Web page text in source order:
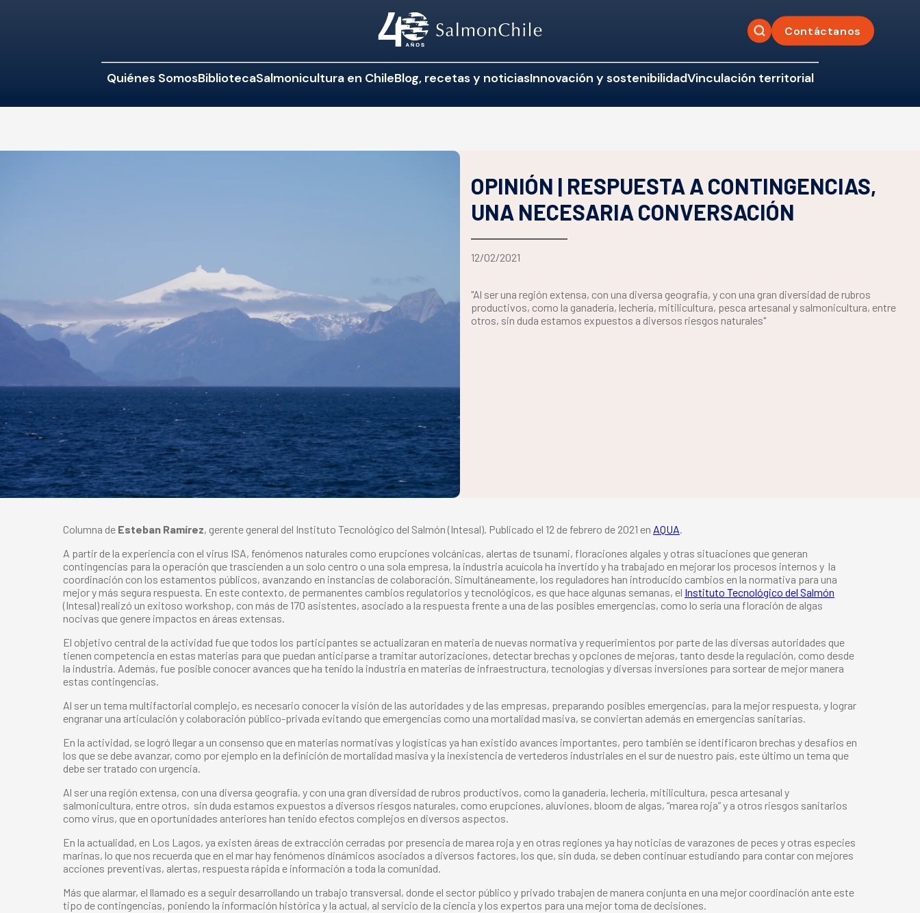
Contáctanos
Quiénes SomosBibliotecaSalmonicultura en ChileBlog, recetas y noticiasInnovación y sostenibilidadVinculación territorial
OPINIÓN | RESPUESTA A CONTINGENCIAS,
UNA NECESARIA CONVERSACIÓN
12/02/2021
"Al ser una región extensa, con una diversa geografía, y con una gran diversidad de rubros
productivos, como la ganadería, lechería, mitilicultura, pesca artesanal y salmonicultura, entre
otros, sin duda estamos expuestos a diversos riesgos naturales"
Columna de Esteban Ramírez, gerente general del Instituto Tecnológico del Salmón (Intesal). Publicado el 12 de febrero de 2021 en AQUA.
A partir de la experiencia con el virus ISA, fenómenos naturales como erupciones volcánicas, alertas de tsunami, floraciones algales y otras situaciones que generan
contingencias para la operación que trascienden a un solo centro o una sola empresa, la industria acuícola ha invertido y ha trabajado en mejorar los procesos internos y la
coordinación con los estamentos públicos, avanzando en instancias de colaboración. Simultáneamente, los reguladores han introducido cambios en la normativa para una
mejor y más segura respuesta. En este contexto, de permanentes cambios regulatorios y tecnológicos, es que hace algunas semanas, el Instituto Tecnológico del Salmón
(Intesal) realizó un exitoso workshop, con más de 170 asistentes, asociado a la respuesta frente a una de las posibles emergencias, como lo sería una floración de algas
nocivas que genere impactos en áreas extensas.
El objetivo central de la actividad fue que todos los participantes se actualizaran en materia de nuevas normativa y requerimientos por parte de las diversas autoridades que
tienen competencia en estas materias para que puedan anticiparse a tramitar autorizaciones, detectar brechas y opciones de mejoras, tanto desde la regulación, como desde
la industria. Además, fue posible conocer avances que ha tenido la industria en materias de infraestructura, tecnologías y diversas inversiones para sortear de mejor manera
estas contingencias.
Al ser un tema multifactorial complejo, es necesario conocer la visión de las autoridades y de las empresas, preparando posibles emergencias, para la mejor respuesta, y lograr
engranar una articulación y colaboración público-privada evitando que emergencias como una mortalidad masiva, se conviertan además en emergencias sanitarias.
En la actividad, se logró llegar a un consenso que en materias normativas y logísticas ya han existido avances importantes, pero también se identificaron brechas y desafíos en
los que se debe avanzar, como por ejemplo en la definición de mortalidad masiva y la inexistencia de vertederos industriales en el sur de nuestro país, este último un tema que
debe ser tratado con urgencia.
Al ser una región extensa, con una diversa geografía, y con una gran diversidad de rubros productivos, como la ganadería, lechería, mitilicultura, pesca artesanal y
salmonicultura, entre otros, sin duda estamos expuestos a diversos riesgos naturales, como erupciones, aluviones, bloom de algas, “marea roja” y a otros riesgos sanitarios
como virus, que en oportunidades anteriores han tenido efectos complejos en diversos aspectos.
En la actualidad, en Los Lagos, ya existen áreas de extracción cerradas por presencia de marea roja y en otras regiones ya hay noticias de varazones de peces y otras especies
marinas, lo que nos recuerda que en el mar hay fenómenos dinámicos asociados a diversos factores, los que, sin duda, se deben continuar estudiando para contar con mejores
acciones preventivas, alertas, respuesta rápida e información a toda la comunidad.
Más que alarmar, el llamado es a seguir desarrollando un trabajo transversal, donde el sector público y privado trabajen de manera conjunta en una mejor coordinación ante este
tipo de contingencias, poniendo la información histórica y la actual, al servicio de la ciencia y los expertos para una mejor toma de decisiones.